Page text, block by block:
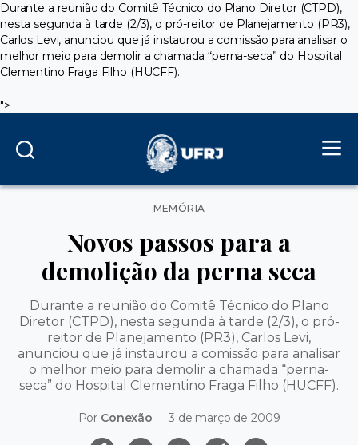
Durante a reunião do Comitê Técnico do Plano Diretor (CTPD),
nesta segunda à tarde (2/3), o pró-reitor de Planejamento (PR3),
Carlos Levi, anunciou que já instaurou a comissão para analisar o
melhor meio para demolir a chamada “perna-seca” do Hospital
Clementino Fraga Filho (HUCFF).
">
Categorias
MEMÓRIA
Novos passos para a
demolição da perna seca
Durante a reunião do Comitê Técnico do Plano
Diretor (CTPD), nesta segunda à tarde (2/3), o pró-
reitor de Planejamento (PR3), Carlos Levi,
anunciou que já instaurou a comissão para analisar
o melhor meio para demolir a chamada “perna-
seca” do Hospital Clementino Fraga Filho (HUCFF).
Por Conexão 3 de março de 2009